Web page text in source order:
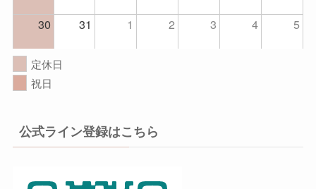
30
31 1 2 3 4 5
定休日
祝日
公式ライン登録はこちら